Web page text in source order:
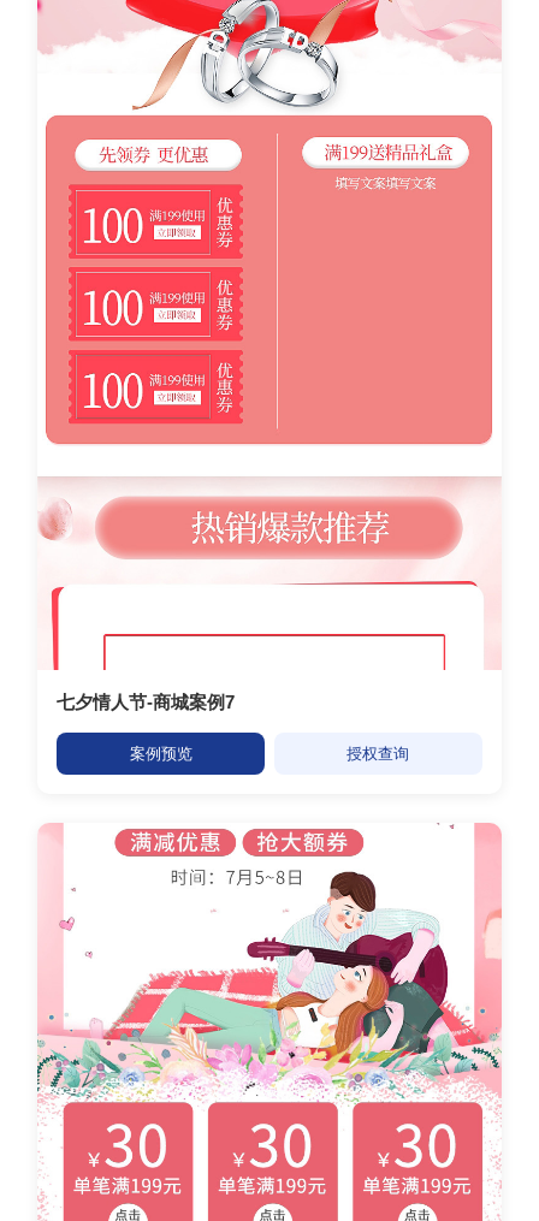
七夕情人节-商城案例7
案例预览 授权查询